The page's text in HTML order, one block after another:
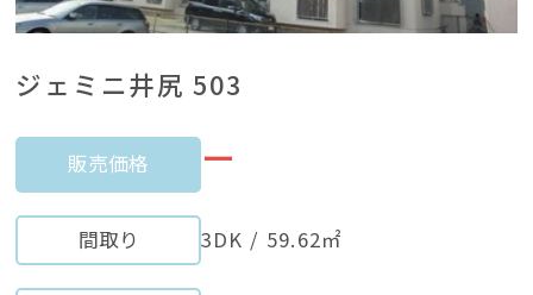
ジェミニ井尻 503
販売価格 ー
間取り 3DK / 59.62㎡